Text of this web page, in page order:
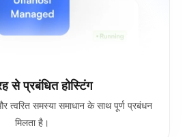
से प्रबंधित होस्टिंग
त्वरित समस्या समाधान के साथ पूर्ण प्रबंधन
मिलता है।